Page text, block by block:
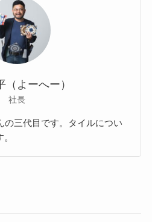
（よーへー）
社長
の三代目です。タイルについ